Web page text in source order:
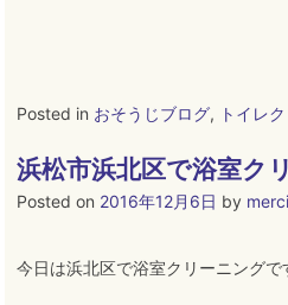
Posted in おそうじブログ, トイレ
浜松市浜北区で浴室ク
Posted on 2016年12月6日 by
今日は浜北区で浴室クリーニングで